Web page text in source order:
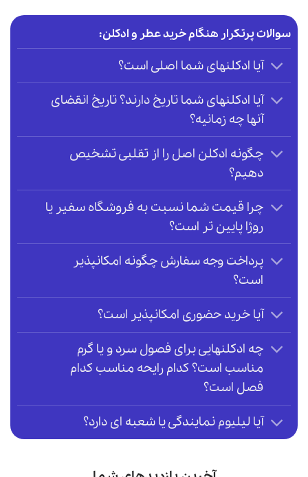
سوالات پرتکرار هنگام خرید عطر و ادکلن:
آیا ادکلنهای شما اصلی است؟
آیا ادکلنهای شما تاریخ دارند؟ تاریخ انقضای
آنها چه زمانیه؟
چگونه ادکلن اصل را از تقلبی تشخیص
دهیم؟
چرا قیمت شما نسبت به فروشگاه سفیر یا
روژا پایین تر است؟
پرداخت وجه سفارش چگونه امکانپذیر
است؟
آیا خرید حضوری امکانپذیر است؟
چه ادکلنهایی برای فصول سرد و یا گرم
مناسب است؟ کدام رایحه مناسب کدام
فصل است؟
آیا لیلیوم نمایندگی یا شعبه ای دارد؟